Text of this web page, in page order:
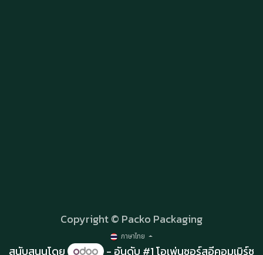
Copyright © Packo Packaging
ภาษาไทย
สนับสนุนโดย - อันดับ #1โอเพ่นซอร์สอีคอมเมิร์ซ